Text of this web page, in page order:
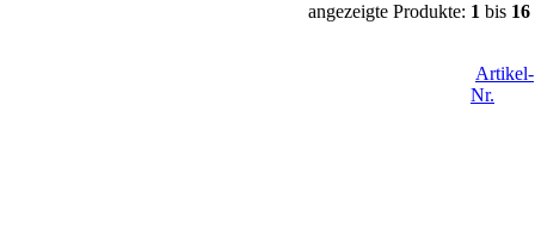
angezeigte Produkte: 1 bis 16
Artikel-
Nr.